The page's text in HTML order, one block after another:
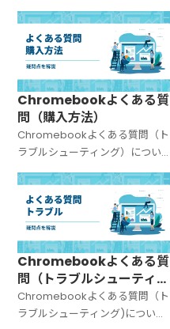
まとめました。
Chromebookよくある質
問（購入方法）
Chromebookよくある質問（ト
ラブルシューティング）につい
てまとめました。
Chromebookよくある質
問（トラブルシューティン
グ)
Chromebookよくある質問（ト
ラブルシューティング)について